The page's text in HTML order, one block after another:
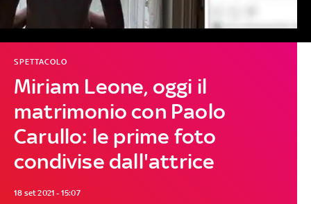
Miriam Leone, oggi il
matrimonio con Paolo
Carullo: le prime foto
condivise dall'attrice
SPETTACOLO
18 set 2021 - 15:07